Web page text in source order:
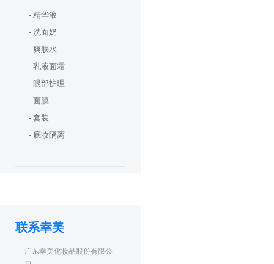
- 精华液
- 洗面奶
- 爽肤水
- 乳液面霜
- 眼部护理
- 面膜
- 套装
- 底妆隔离
联系幸美
广东幸美化妆品股份有限公